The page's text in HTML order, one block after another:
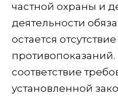
частной охраны и
деятельности
остается
соответствие
установленной